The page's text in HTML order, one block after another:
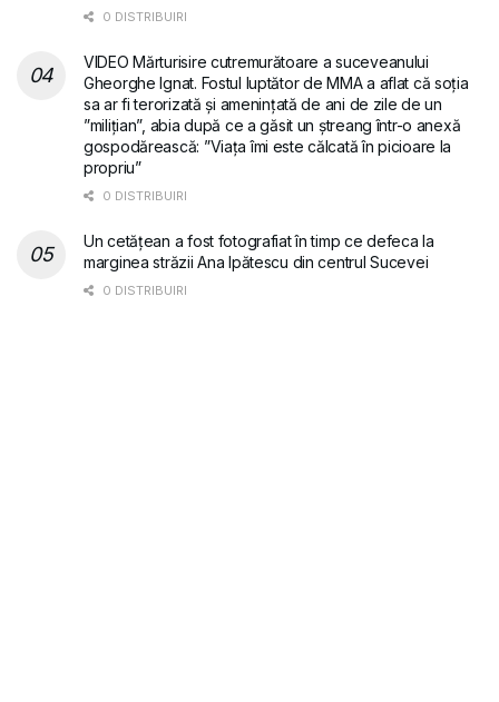
0 DISTRIBUIRI
VIDEO Mărturisire cutremurătoare a suceveanului
Gheorghe Ignat. Fostul luptător de MMA a aflat că soția
sa ar fi terorizată și amenințată de ani de zile de un
”milițian”, abia după ce a găsit un ștreang într-o anexă
gospodărească: ”Viața îmi este călcată în picioare la
propriu”
0 DISTRIBUIRI
Un cetățean a fost fotografiat în timp ce defeca la
marginea străzii Ana Ipătescu din centrul Sucevei
0 DISTRIBUIRI